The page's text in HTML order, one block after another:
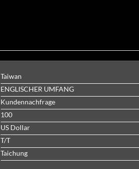
Taiwan
ENGLISCHER UMFANG
Kundennachfrage
100
US Dollar
T/T
Taichung